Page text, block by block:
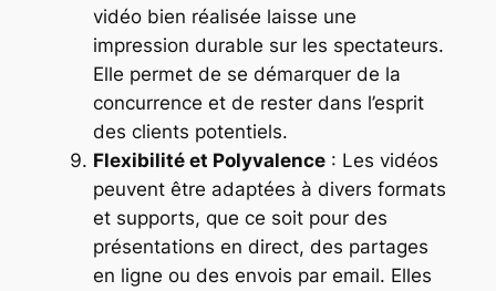
vidéo bien réalisée laisse une
impression durable sur les spectateurs.
Elle permet de se démarquer de la
concurrence et de rester dans l’esprit
des clients potentiels.
Flexibilité et Polyvalence: Les vidéos
peuvent être adaptées à divers formats
et supports, que ce soit pour des
présentations en direct, des partages
en ligne ou des envois par email. Elles